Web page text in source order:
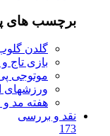
برچسب های
گلدن
بازی تاج
موتوجی پی
ورزشهای
هفته مد
نقد و بررسی
173